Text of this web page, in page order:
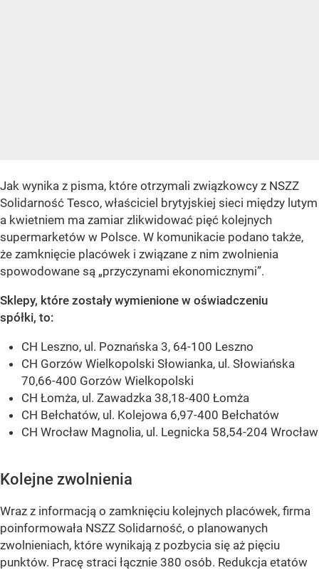
Jak wynika z pisma, które otrzymali związkowcy z NSZZ
Solidarność Tesco, właściciel brytyjskiej sieci między lutym
a kwietniem ma zamiar zlikwidować pięć kolejnych
supermarketów w Polsce. W komunikacie podano także,
że zamknięcie placówek i związane z nim zwolnienia
spowodowane są „przyczynami ekonomicznymi”.
Sklepy, które zostały wymienione w oświadczeniu
spółki, to:
CH Leszno, ul. Poznańska 3, 64-100 Leszno
CH Gorzów Wielkopolski Słowianka, ul. Słowiańska
70,66-400 Gorzów Wielkopolski
CH Łomża, ul. Zawadzka 38,18-400 Łomża
CH Bełchatów, ul. Kolejowa 6,97-400 Bełchatów
CH Wrocław Magnolia, ul. Legnicka 58,54-204 Wrocław
Kolejne zwolnienia
Wraz z informacją o zamknięciu kolejnych placówek, firma
poinformowała NSZZ Solidarność, o planowanych
zwolnieniach, które wynikają z pozbycia się aż pięciu
punktów. Pracę straci łącznie 380 osób. Redukcja etatów